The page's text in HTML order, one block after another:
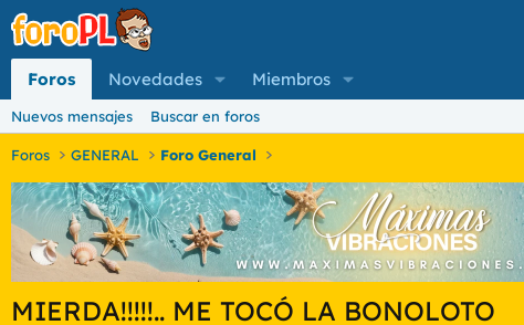
Foros Novedades Miembros
Nuevos mensajes Buscar en foros
Foros GENERAL Foro General
MIERDA!!!!!.. ME TOCÓ LA BONOLOTO